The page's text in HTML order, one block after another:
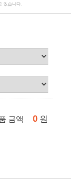
있습니다.
금액 0 원